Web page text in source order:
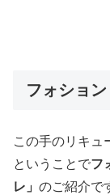
フォショ
この手のリキュ
ということでフ
レ」 のご紹介で